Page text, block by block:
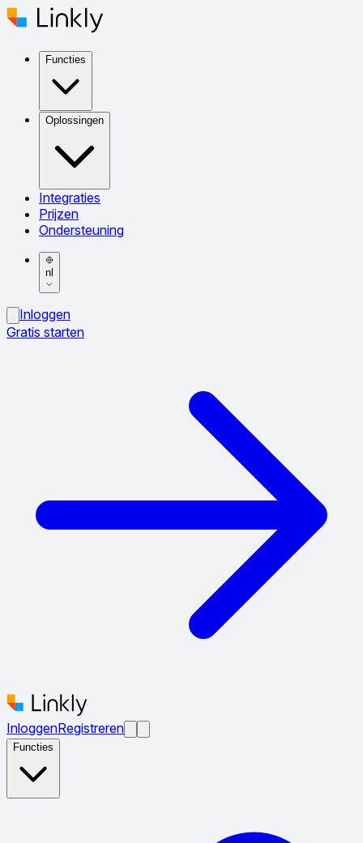
Functies
Oplossingen
Integraties
Prijzen
Ondersteuning
nl
Inloggen
Gratis starten
InloggenRegistreren
Functies